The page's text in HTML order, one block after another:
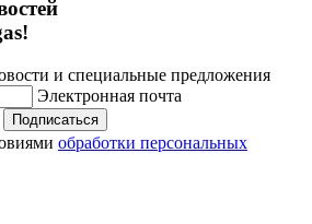
и специальные предложения
Электронная почта
Подписаться
обработки персональных